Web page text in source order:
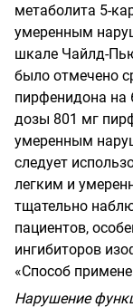
метаболита 5-
умеренным
шкале Чайлд-
было отмечено
пирфенидона на
дозы 801 мг
умеренным
следует
легким и
тщательно
пациентов,
ингибиторов
«Способ
Нарушение